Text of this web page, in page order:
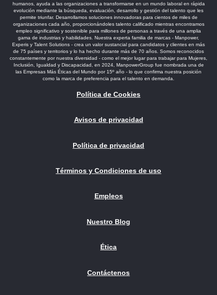
humanos, ayuda a las organizaciones a transformarse en un mundo laboral en rápida
evolución mediante la búsqueda, evaluación, desarrollo y gestión del talento que les
permite triunfar. Desarrollamos soluciones innovadoras para cientos de miles de
organizaciones cada año, proporcionándoles talento calificado mientras encontramos
empleo significativo y sostenible para millones de personas a través de una amplia
gama de industrias y habilidades. Nuestra experta familia de marcas - Manpower,
Experis y Talent Solutions - crea un valor sustancial para candidatos y clientes en más
de 75 países y territorios y lo ha hecho durante más de 70 años. Somos reconocidos
constantemente por nuestra diversidad - como el mejor lugar para trabajar para Mujeres,
Inclusión, Igualdad y Discapacidad, en 2024, ManpowerGroup fue nombrada una de
las Empresas Más Éticas del Mundo por 15º año - lo que confirma nuestra posición
como la marca de preferencia para el talento en demanda.
Política de Cookies
Avisos de privacidad
Política de privacidad
Términos y Condiciones de uso
Empleos
Nuestro Blog
Ética
Contáctenos